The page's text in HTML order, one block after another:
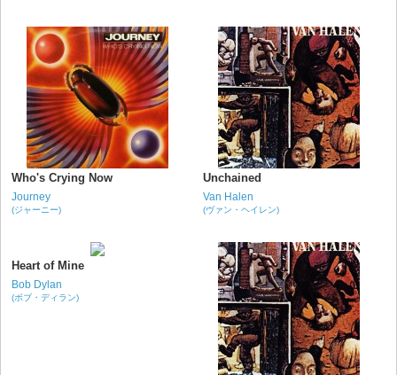
Who's Crying Now
Journey
(ジャーニー)
Unchained
Van Halen
(ヴァン・ヘイレン)
Heart of Mine
Bob Dylan
(ボブ・ディラン)